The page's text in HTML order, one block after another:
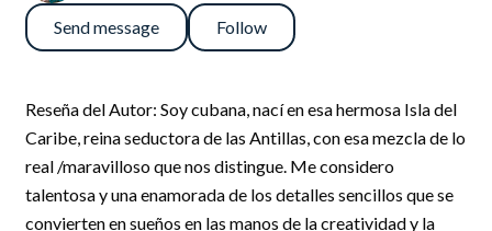
Send message Follow
Reseña del Autor: Soy cubana, nací en esa hermosa Isla del
Caribe, reina seductora de las Antillas, con esa mezcla de lo
real /maravilloso que nos distingue. Me considero
talentosa y una enamorada de los detalles sencillos que se
convierten en sueños en las manos de la creatividad y la